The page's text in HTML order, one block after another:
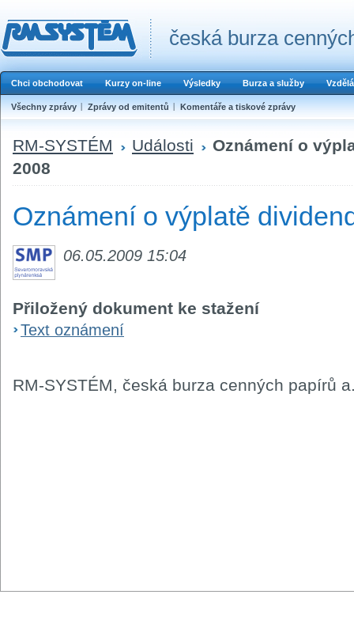
česká burza
Chci obchodovat Kurzy on-line Výsledky Burza a služby
Všechny zprávy Zprávy od emitentů Komentáře a tiskové zprávy
RM-SYSTÉM Události
Oznámení o
2008
Oznámení o výplatě
06.05.2009 15:04
Přiložený dokument ke stažení
Text oznámení
RM-SYSTÉM, česká burza cenných papírů